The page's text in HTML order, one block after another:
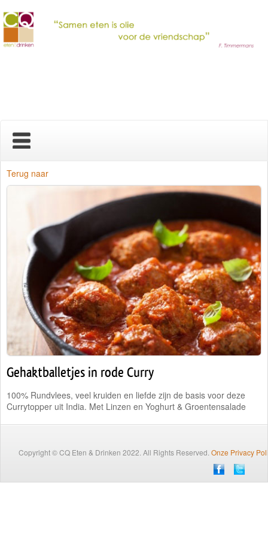
Home
Over ons
Traiteur
Wijn
Contact
Nieuwsbrief
Terug naar
Gehaktballetjes in rode Curry
100% Rundvlees, veel kruiden en liefde zijn de basis voor deze
Currytopper uit India. Met Linzen en Yoghurt & Groentensalade
Copyright © CQ Eten & Drinken 2022. All Rights Reserved. Onze Privacy